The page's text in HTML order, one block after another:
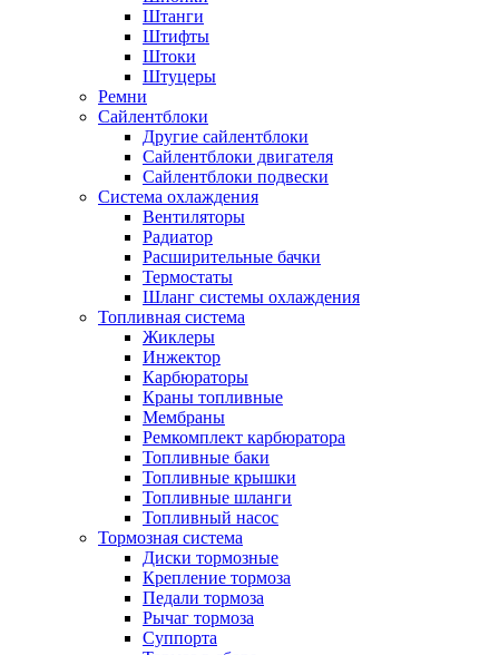
Штанги
Штифты
Штоки
Штуцеры
Ремни
Сайлентблоки
Другие сайлентблоки
Сайлентблоки двигателя
Сайлентблоки подвески
Система охлаждения
Вентиляторы
Радиатор
Расширительные бачки
Термостаты
Шланг системы охлаждения
Топливная система
Жиклеры
Инжектор
Карбюраторы
Краны топливные
Мембраны
Ремкомплект карбюратора
Топливные баки
Топливные крышки
Топливные шланги
Топливный насос
Тормозная система
Диски тормозные
Крепление тормоза
Педали тормоза
Рычаг тормоза
Суппорта